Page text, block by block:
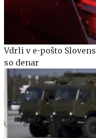
Vdrli v e-pošto
so denar